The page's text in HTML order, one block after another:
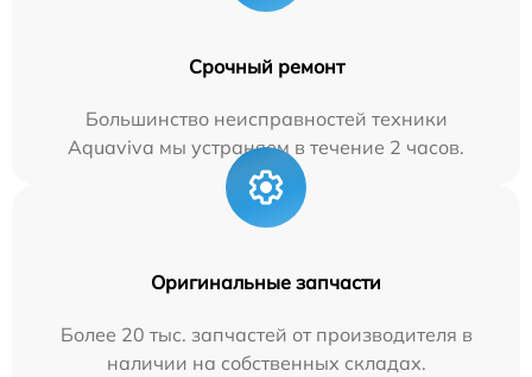
Срочный ремонт
Большинство неисправностей техники
Aquaviva мы устраняем в течение 2 часов.
Оригинальные запчасти
Более 20 тыс. запчастей от производителя в
наличии на собственных складах.